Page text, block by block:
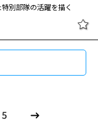
別部隊の活躍を描く
5